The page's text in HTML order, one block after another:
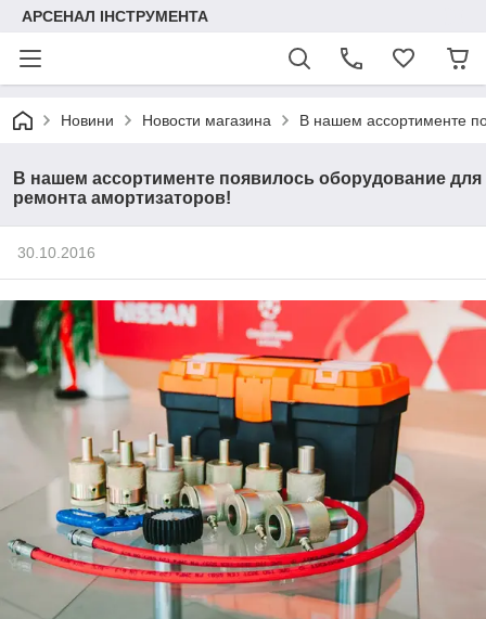
АРСЕНАЛ ІНСТРУМЕНТА
Новини Новости магазина В нашем ассортименте
В нашем ассортименте появилось оборудование для
ремонта амортизаторов!
30.10.2016